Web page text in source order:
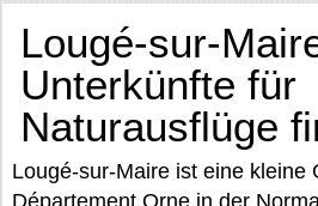
Lougé-sur-
Unterkünfte für
Naturausflüge
Lougé-sur-Maire ist eine kleine
Département Orne in der